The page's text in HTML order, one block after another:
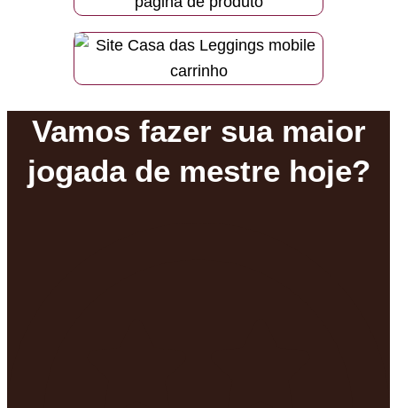
Vamos fazer sua maior
jogada de mestre hoje?